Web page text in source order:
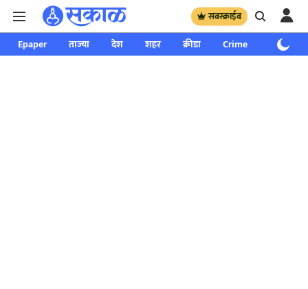
सबस्क्राईब
Epaper ताज्या देश शहर क्रीडा Crime साप्ताहिक